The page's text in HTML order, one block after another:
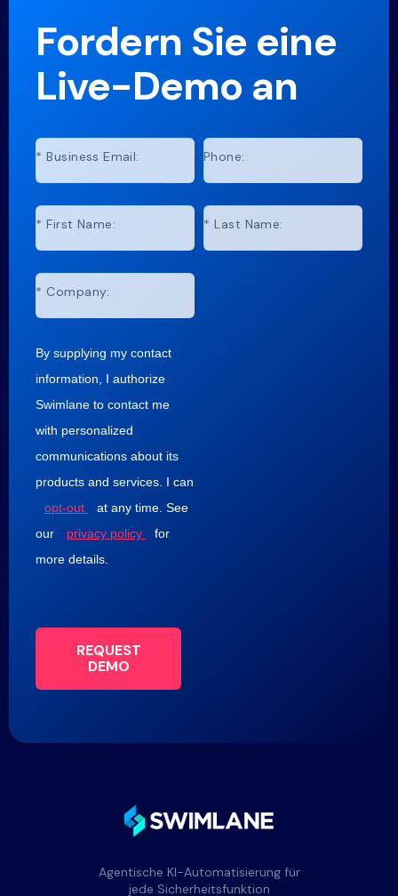
Fordern Sie eine
Live-Demo an
* Business Email: Phone:
* First Name: * Last Name:
* Company:
By supplying my contact
information, I authorize
Swimlane to contact me
with personalized
communications about its
products and services. I can
opt-out
at any time. See
our
privacy policy
for
more details.
REQUEST
DEMO
Agentische KI-Automatisierung für
jede Sicherheitsfunktion